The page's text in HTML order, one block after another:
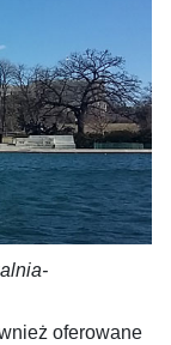
oferowane